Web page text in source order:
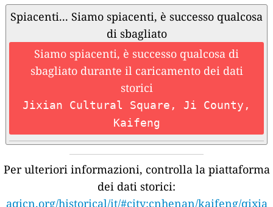
Spiacenti... Siamo spiacenti, è successo qualcosa
di sbagliato
Siamo spiacenti, è successo qualcosa di
sbagliato durante il caricamento dei dati
storici
Jixian Cultural Square, Ji County,
Kaifeng
Per ulteriori informazioni, controlla la piattaforma
dei dati storici:
aqicn.org/historical/it/#city:cnhenan/kaifeng/qixia